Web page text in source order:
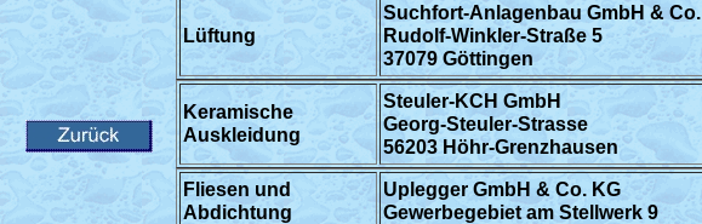
Lüftung
Suchfort-Anlagenbau GmbH & Co.
Rudolf-Winkler-Straße 5
37079 Göttingen
Keramische
Auskleidung
Steuler-KCH GmbH
Georg-Steuler-Strasse
56203 Höhr-Grenzhausen
Fliesen und
Abdichtung
Uplegger GmbH & Co. KG
Gewerbegebiet am Stellwerk 9